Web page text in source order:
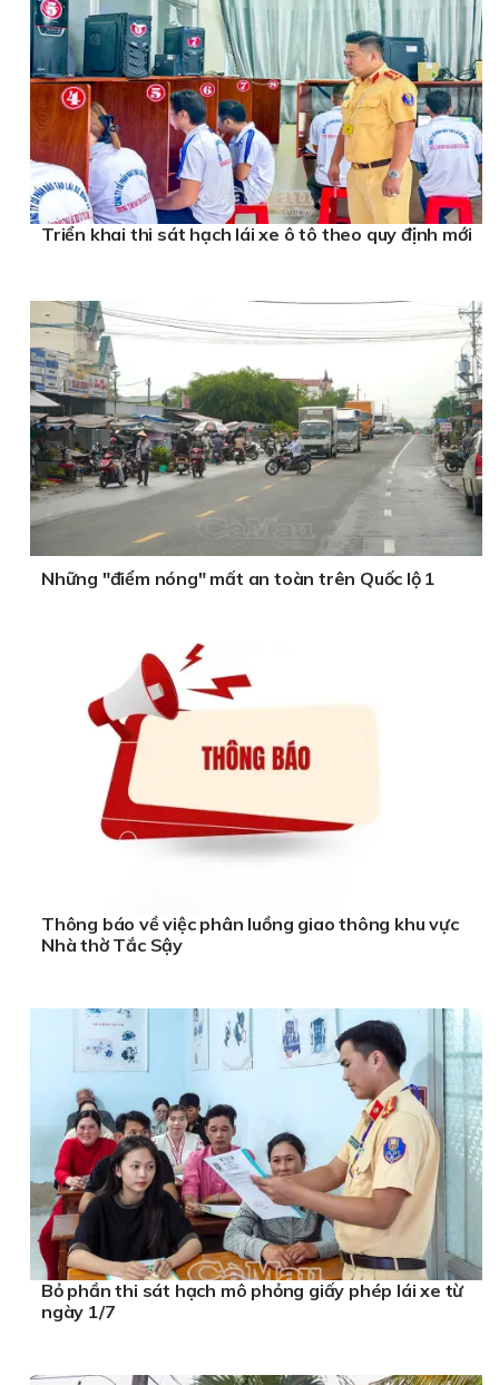
Triển khai thi sát hạch lái xe ô tô theo quy định mới
Những "điểm nóng" mất an toàn trên Quốc lộ 1
Thông báo về việc phân luồng giao thông khu vực
Nhà thờ Tắc Sậy
Bỏ phần thi sát hạch mô phỏng giấy phép lái xe từ
ngày 1/7